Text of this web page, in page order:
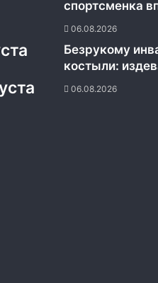
спортсменка
06.08.2026
Безрукому
костыли:
06.08.2026